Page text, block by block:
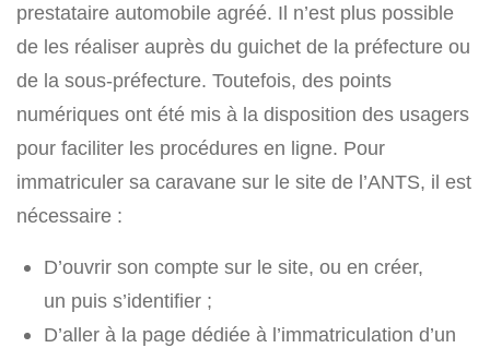
prestataire automobile agréé. Il n’est plus possible
de les réaliser auprès du guichet de la préfecture ou
de la sous-préfecture. Toutefois, des points
numériques ont été mis à la disposition des usagers
pour faciliter les procédures en ligne. Pour
immatriculer sa caravane sur le site de l’ANTS, il est
nécessaire :
D’ouvrir son compte sur le site, ou en créer,
un puis s’identifier ;
D’aller à la page dédiée à l’immatriculation d’un